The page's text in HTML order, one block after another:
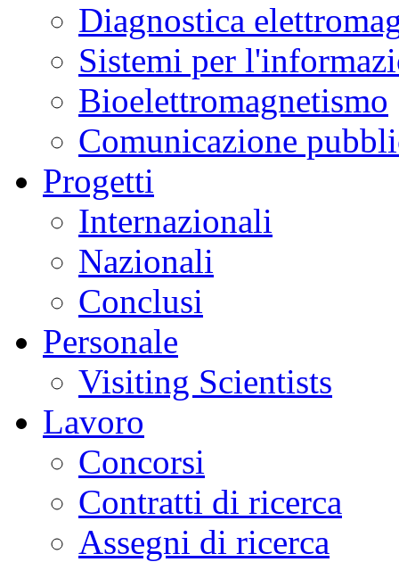
Diagnostica
Sistemi per
Bioelettromagnetismo
Comunicazione
Progetti
Internazionali
Nazionali
Conclusi
Personale
Visiting Scientists
Lavoro
Concorsi
Contratti di ricerca
Assegni di ricerca